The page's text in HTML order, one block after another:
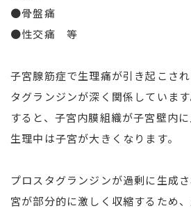
●骨盤痛
●性交痛 等
子宮腺筋症で生理痛が引き起こさ
タグランジンが深く関係していま
すると、子宮内膜組織が子宮壁内に
生理中は子宮が大きくなります。
プロスタグランジンが過剰に生成
宮が部分的に激しく収縮するため